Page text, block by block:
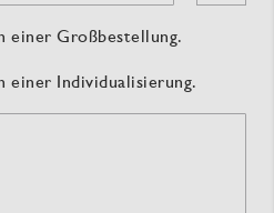
einer Großbestellung.
einer Individualisierung.